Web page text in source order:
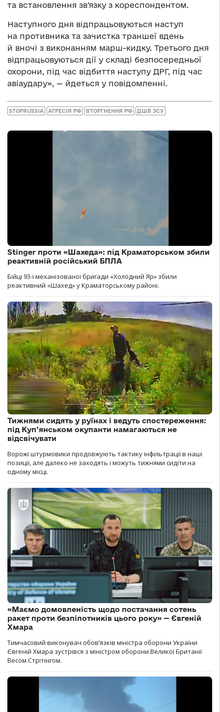
та встановлення зв’язку з кореспондентом.
Наступного дня відпрацьовуються наступ
на противника та зачистка траншеї вдень
й вночі з виконанням марш-кидку. Третього дня
відпрацьовуються дії у складі безпосередньої
охорони, під час відбиття наступу ДРГ, під час
авіаудару», — йдеться у повідомленні.
STOPRUSSIA АГРЕСІЯ РФ ВТОРГНЕННЯ РФ ДШВ ЗСУ
Stinger проти «Шахеда»: під Краматорськом збили
реактивній російський БПЛА
Бійці 93-ї механізованої бригади «Холодний Яр» збили
реактивний «Шахед» у Краматорському районі.
Тижнями сидять у руїнах і ведуть спостереження:
під Куп’янськом окупанти намагаються не
відсвічувати
Ворожі штурмовики продовжують тактику інфільтрації в наші
позиції, але далеко не заходять і можуть тижнями сидіти на
одному місці.
«Маємо домовленість щодо постачання сотень
ракет проти безпілотників цього року» — Євгеній
Хмара
Тимчасовий виконувач обов’язків міністра оборони України
Євгеній Хмара зустрівся з міністром оборони Великої Британії
Весом Стрітінгом.